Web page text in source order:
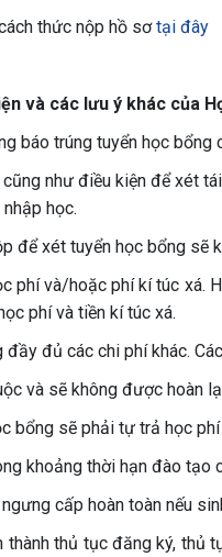
thức nộp hồ sơtại đây
và các lưu ý khác của
báo trúng tuyển học
cũng như điều kiện để xét
học.
để xét tuyển học bổng sẽ
phí và/hoặc phí kí túc xá.
phí và tiền kí túc xá.
đủ các chi phí khác.
và sẽ không được hoàn
bổng sẽ phải tự trả học
khoảng thời hạn đào tạo
cấp hoàn toàn nếu
thành thủ tục đăng ký,